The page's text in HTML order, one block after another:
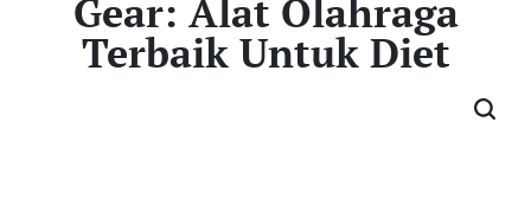
Gear: Alat Olahraga
Terbaik Untuk Diet